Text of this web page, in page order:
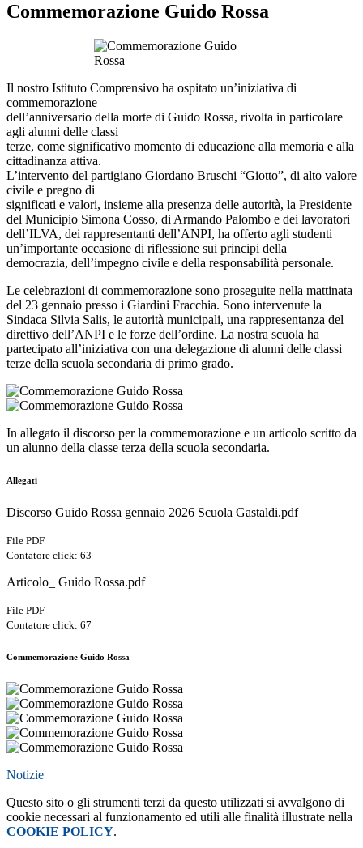
Commemorazione Guido Rossa
Il nostro Istituto Comprensivo ha ospitato un’iniziativa di
commemorazione
dell’anniversario della morte di Guido Rossa, rivolta in particolare
agli alunni delle classi
terze, come significativo momento di educazione alla memoria e alla
cittadinanza attiva.
L’intervento del partigiano Giordano Bruschi “Giotto”, di alto valore
civile e pregno di
significati e valori, insieme alla presenza delle autorità, la Presidente
del Municipio Simona Cosso, di Armando Palombo e dei lavoratori
dell’ILVA, dei rappresentanti dell’ANPI, ha offerto agli studenti
un’importante occasione di riflessione sui principi della
democrazia, dell’impegno civile e della responsabilità personale.
Le celebrazioni di commemorazione sono proseguite nella mattinata
del 23 gennaio presso i Giardini Fracchia. Sono intervenute la
Sindaca Silvia Salis, le autorità municipali, una rappresentanza del
direttivo dell’ANPI e le forze dell’ordine. La nostra scuola ha
partecipato all’iniziativa con una delegazione di alunni delle classi
terze della scuola secondaria di primo grado.
In allegato il discorso per la commemorazione e un articolo scritto da
un alunno della classe terza della scuola secondaria.
Allegati
Discorso Guido Rossa gennaio 2026 Scuola Gastaldi.pdf
File PDF
Contatore click: 63
Articolo_ Guido Rossa.pdf
File PDF
Contatore click: 67
Commemorazione Guido Rossa
Notizie
Questo sito o gli strumenti terzi da questo utilizzati si avvalgono di
cookie necessari al funzionamento ed utili alle finalità illustrate nella
COOKIE POLICY.